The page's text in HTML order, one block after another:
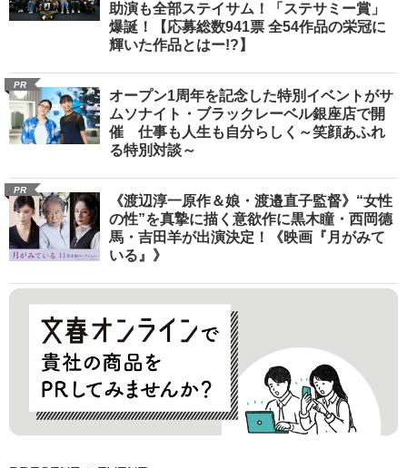
助演も全部ステイサム！「ステサミー賞」
爆誕！【応募総数941票 全54作品の栄冠に
輝いた作品とはー!?】
PR
オープン1周年を記念した特別イベントがサ
ムソナイト・ブラックレーベル銀座店で開
催 仕事も人生も自分らしく～笑顔あふれ
る特別対談～
PR
《渡辺淳一原作＆娘・渡邉直子監督》“女性
の性”を真摯に描く意欲作に黒木瞳・西岡德
馬・吉田羊が出演決定！《映画『月がみて
いる』》